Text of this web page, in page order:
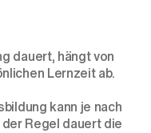
dauert, hängt von
Lernzeit ab.
kann je nach
Regel dauert die